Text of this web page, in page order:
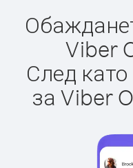
Viber
След
за Viber